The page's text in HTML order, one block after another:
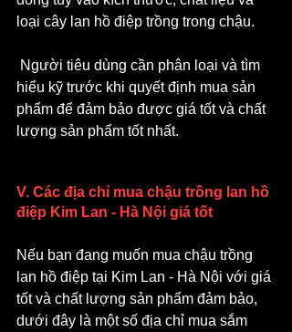
loại cây lan hồ điệp trồng trong chậu.
hiểu kỹ trước khi quyết định mua sản
phẩm để đảm bảo được giá tốt và chất
lượng sản phẩm tốt nhất.
V. Các địa chỉ mua chậu trồng lan hồ
điệp Kim Lan - Hà Nội giá tốt
Nếu bạn đang muốn mua chậu trồng
lan hồ điệp tại Kim Lan - Hà Nội với giá
tốt và chất lượng sản phẩm đảm bảo,
dưới đây là một số địa chỉ mua sắm